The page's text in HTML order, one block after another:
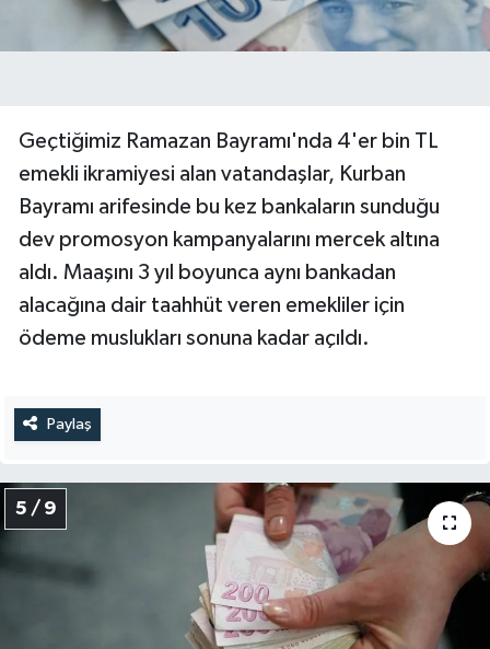
Geçtiğimiz Ramazan Bayramı'nda 4'er bin TL
emekli ikramiyesi alan vatandaşlar, Kurban
Bayramı arifesinde bu kez bankaların sunduğu
dev promosyon kampanyalarını mercek altına
aldı. Maaşını 3 yıl boyunca aynı bankadan
alacağına dair taahhüt veren emekliler için
ödeme muslukları sonuna kadar açıldı.
Paylaş
5 / 9